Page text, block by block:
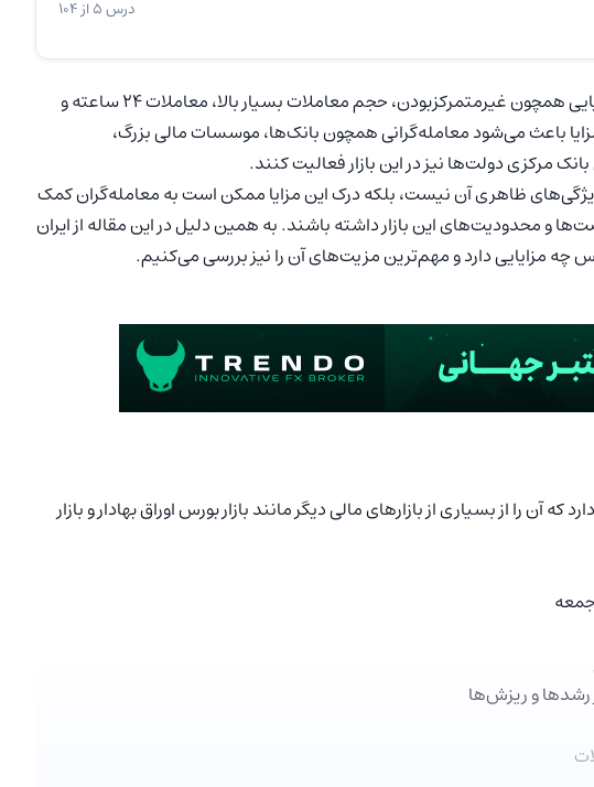
درس 5 از 104
فارکس به‌عنوان بزرگترین بازار مالی جهان، مزایایی همچون غیرمتمرکزبودن، حجم معاملات بسیار بالا، معاملات 24 ساعته و
باعث می‌شود معامله‌گرانی همچون بانک‌ها، موسسات مالی بزرگ،
مرکزی دولت‌ها نیز در این بازار فعالیت کنند.
ظاهری آن نیست، بلکه درک این مزایا ممکن است به معامله‌گران کمک
و محدودیت‌های این بازار داشته باشند. به همین دلیل در این مقاله از ایران
چه مزایایی دارد و مهم‌ترین مزیت‌های آن را نیز بررسی می‌کنیم.
آن را از بسیاری از بازارهای مالی دیگر مانند بازار بورس اوراق بهادار و بازار
رشد‌ها و ریزش‌ها